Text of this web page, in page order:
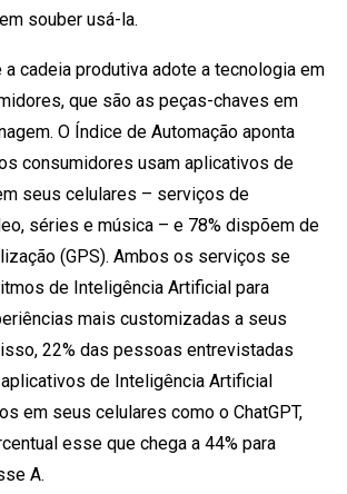
souber usá-la.
a cadeia produtiva adote a tecnologia em
que são as peças-chaves em
O Índice de Automação aponta
consumidores usam aplicativos de
seus celulares – serviços de
séries e música – e 78% dispõem de
(GPS). Ambos os serviços se
de Inteligência Artificial para
mais customizadas a seus
22% das pessoas entrevistadas
de Inteligência Artificial
em seus celulares como o ChatGPT,
esse que chega a 44% para
A.